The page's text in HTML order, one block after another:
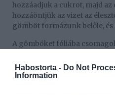
Habostorta - Do Not
Information
hozzáadjuk a cukrot, majd az
hozzáöntjük az vizet az
gömböt formázunk belőle,
A gömböket fóliába
vastagságúra nyújtjuk.
liszttel, sütőpapírral bélelt